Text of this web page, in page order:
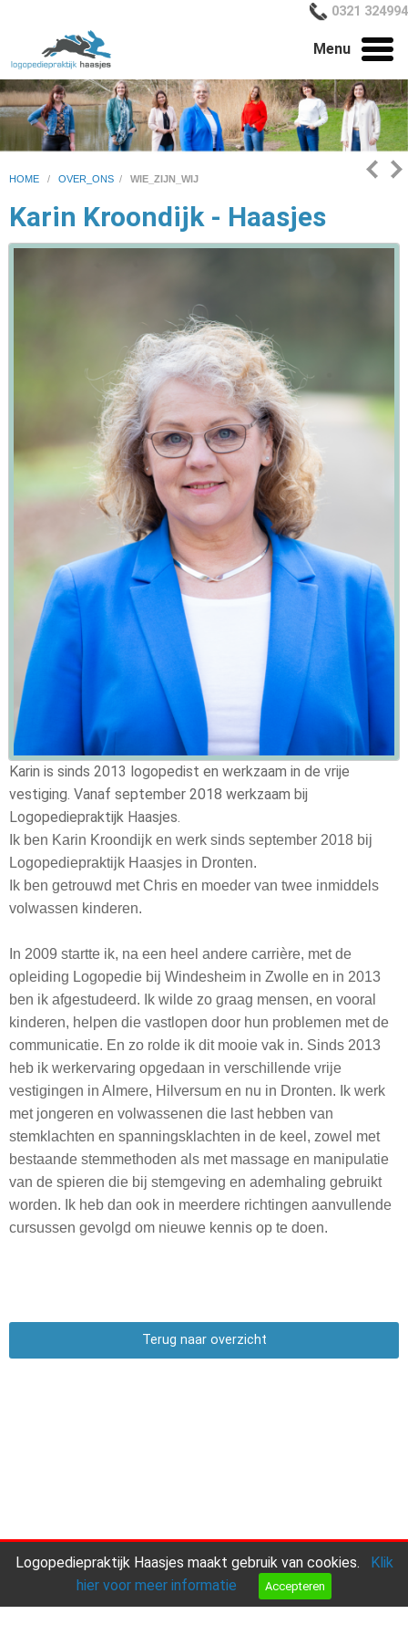
0321 324994
Menu
HOME / OVER_ONS / WIE_ZIJN_WIJ
Karin Kroondijk - Haasjes
Karin is sinds 2013 logopedist en werkzaam in de vrije
vestiging. Vanaf september 2018 werkzaam bij
Logopediepraktijk Haasjes.
Ik ben Karin Kroondijk en werk sinds september 2018 bij
Logopediepraktijk Haasjes in Dronten.
Ik ben getrouwd met Chris en moeder van twee inmiddels
volwassen kinderen.
In 2009 startte ik, na een heel andere carrière, met de
opleiding Logopedie bij Windesheim in Zwolle en in 2013
ben ik afgestudeerd. Ik wilde zo graag mensen, en vooral
kinderen, helpen die vastlopen door hun problemen met de
communicatie. En zo rolde ik dit mooie vak in. Sinds 2013
heb ik werkervaring opgedaan in verschillende vrije
vestigingen in Almere, Hilversum en nu in Dronten. Ik werk
met jongeren en volwassenen die last hebben van
stemklachten en spanningsklachten in de keel, zowel met
bestaande stemmethoden als met massage en manipulatie
van de spieren die bij stemgeving en ademhaling gebruikt
worden. Ik heb dan ook in meerdere richtingen aanvullende
cursussen gevolgd om nieuwe kennis op te doen.
Terug naar overzicht
Logopediepraktijk Haasjes maakt gebruik van cookies.
Klik
hier voor meer informatie
Accepteren